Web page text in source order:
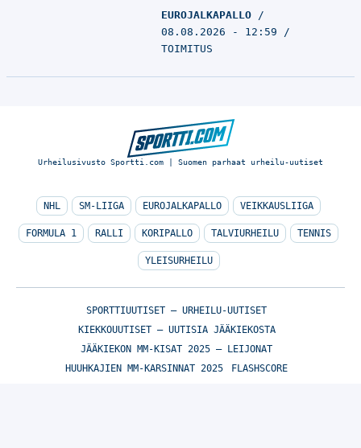
EUROJALKAPALLO
08.08.2026 - 12:59
TOIMITUS
Urheilusivusto Sportti.com | Suomen parhaat urheilu-uutiset
NHL SM-LIIGA EUROJALKAPALLO VEIKKAUSLIIGA
FORMULA 1 RALLI KORIPALLO TALVIURHEILU TENNIS
YLEISURHEILU
SPORTTIUUTISET – URHEILU-UUTISET
KIEKKOUUTISET – UUTISIA JÄÄKIEKOSTA
JÄÄKIEKON MM-KISAT 2025 – LEIJONAT
HUUHKAJIEN MM-KARSINNAT 2025
FLASHSCORE